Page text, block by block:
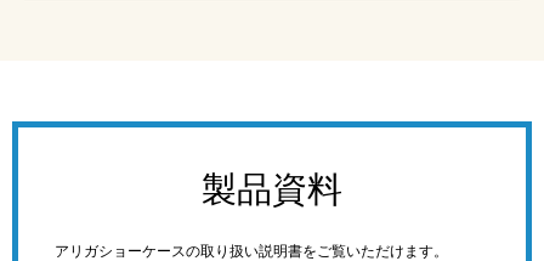
製品資料
アリガショーケースの取り扱い説明書をご覧いただけます。